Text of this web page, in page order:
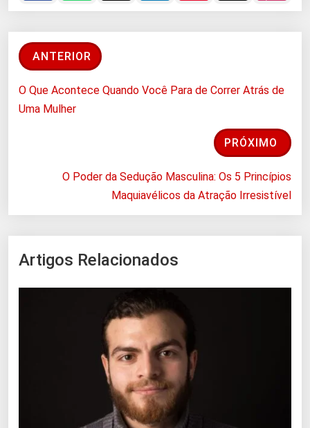
ANTERIOR
O Que Acontece Quando Você Para de Correr Atrás de
Uma Mulher
PRÓXIMO
O Poder da Sedução Masculina: Os 5 Princípios
Maquiavélicos da Atração Irresistível
Artigos Relacionados